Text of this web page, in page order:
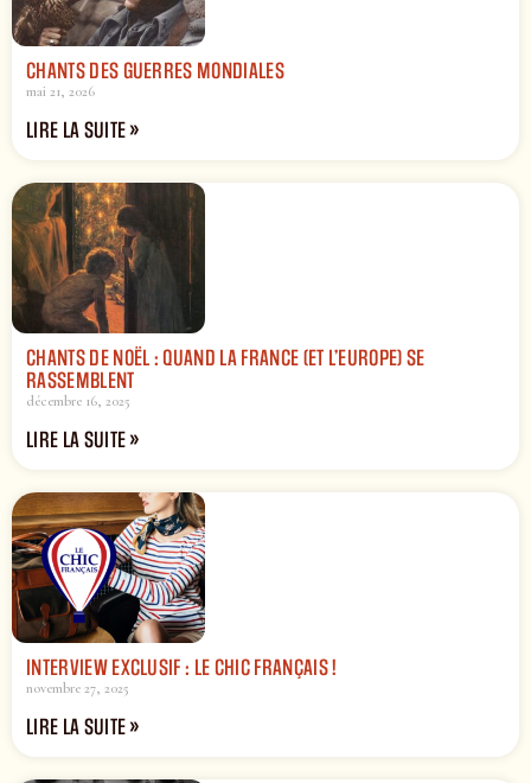
CHANTS DES GUERRES MONDIALES
mai 21, 2026
LIRE LA SUITE »
CHANTS DE NOËL : QUAND LA FRANCE (ET L’EUROPE) SE
RASSEMBLENT
décembre 16, 2025
LIRE LA SUITE »
INTERVIEW EXCLUSIF : LE CHIC FRANÇAIS !
novembre 27, 2025
LIRE LA SUITE »